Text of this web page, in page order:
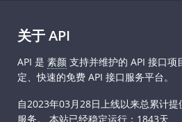
关于 API
API 是 素颜 支持并维护的 API 接口
定、快速的免费 API 接口服务平台。
自2023年03月28日上线以来总累计提
服务。
本站已经稳定运行：1843天